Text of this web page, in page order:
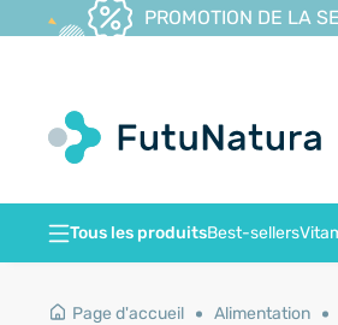
PROMOTION DE LA
Tous les produitsBest-sellers
Page d'accueil Alimentation